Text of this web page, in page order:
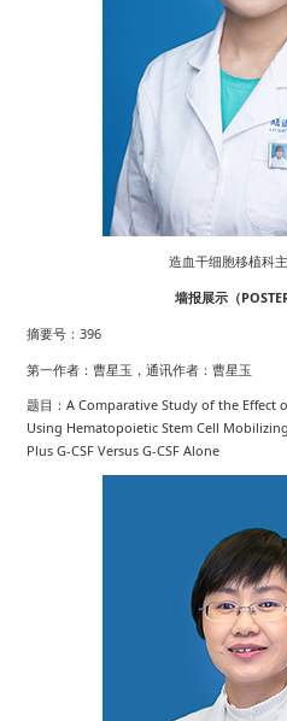
造血干细胞移植科
墙报展示（
摘要号：396
第一作者：曹星玉，通讯作者：曹星玉
题目：A Comparative Study of the Effect
Using Hematopoietic Stem Cell
Plus G-CSF Versus G-CSF Alone